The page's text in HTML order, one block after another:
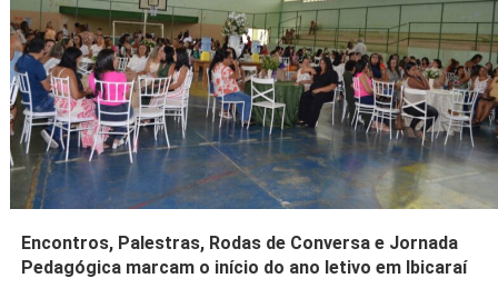
Encontros, Palestras, Rodas de Conversa e Jornada
Pedagógica marcam o início do ano letivo em Ibicaraí